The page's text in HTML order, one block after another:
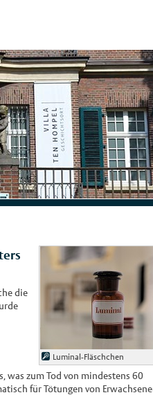
Luminal-Fläschchen
die
was zum Tod von mindestens 60
für Tötungen von